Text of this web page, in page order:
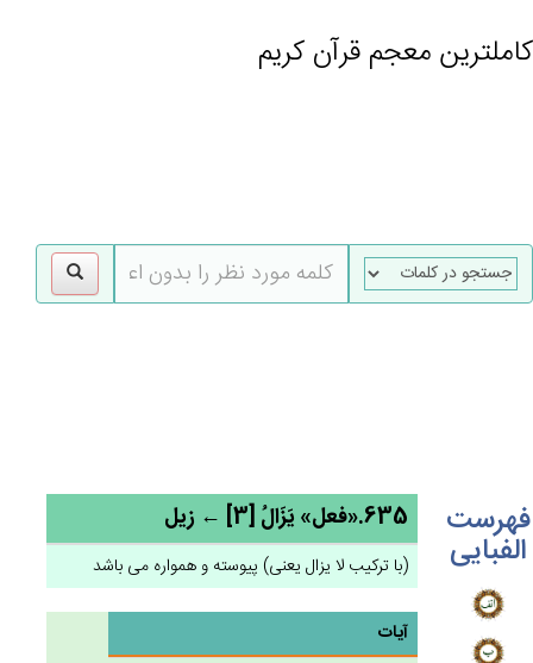
کاملترین معجم قرآن کریم
فهرست
الفبایی
635.«فعل» يَزَال‌ُ [3] ← زیل
(با ترکیب لا یزال یعنی) پیوسته و همواره می باشد
آیات